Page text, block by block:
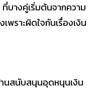
บางคู่เริ่มต้นจากความ
พราะผิดใจกันเรื่องเงิน
นสนับสนุนอุดหนุนเงิน